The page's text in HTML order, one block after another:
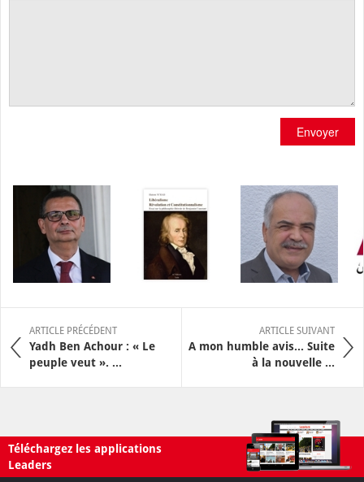
Envoyer
ARTICLE PRÉCÉDENT
Yadh Ben Achour : « Le
peuple veut ». ...
ARTICLE SUIVANT
A mon humble avis… Suite
à la nouvelle ...
Téléchargez les applications
Leaders